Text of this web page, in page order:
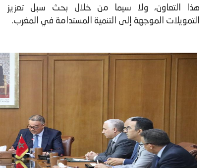
هذا التعاون، ولا سيما من خلال بحث سبل تعزيز
التمويلات الموجهة إلى التنمية المستدامة في المغرب.